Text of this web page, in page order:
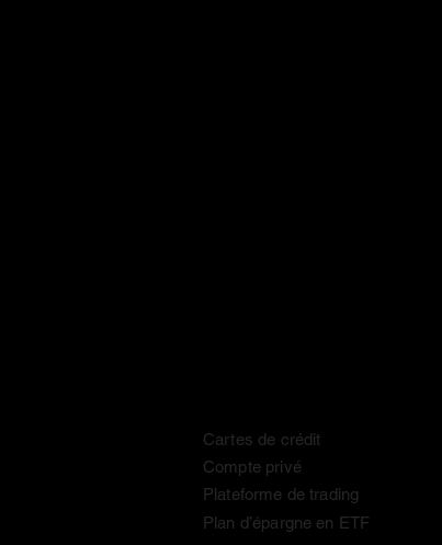
Cartes de crédit
Compte privé
Plateforme de trading
Plan d’épargne en ETF